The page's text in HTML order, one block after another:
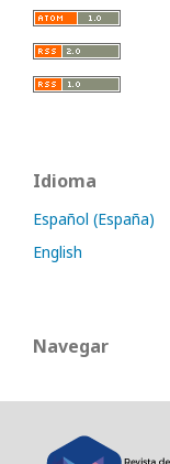
Idioma
Español (España)
English
Navegar